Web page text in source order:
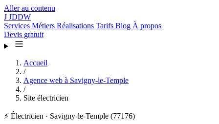
Aller au contenu
J JDDW
Services Métiers Réalisations Tarifs Blog À propos
Devis gratuit
Accueil
/
Agence web à Savigny-le-Temple
/
Site électricien
⚡ Électricien · Savigny-le-Temple (77176)